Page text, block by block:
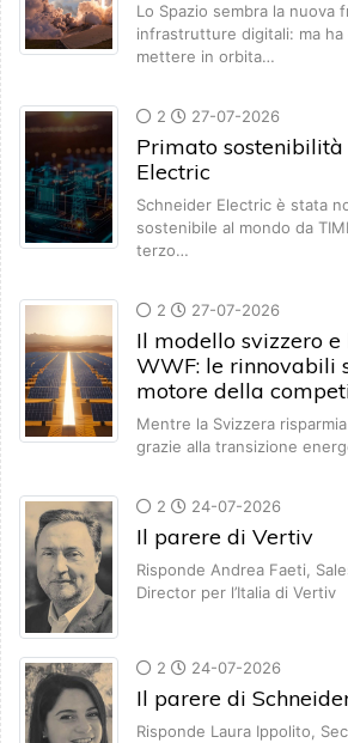
Lo Spazio sembra la nuova
infrastrutture digitali: ma ha
mettere in orbita…
2 27-07-2026
Primato
Electric
Schneider Electric è stata
sostenibile al mondo da
terzo…
2 27-07-2026
Il modello svizzero
WWF: le rinnovabili
motore della
Mentre la Svizzera
grazie alla transizione
2 24-07-2026
Il parere di Vertiv
Risponde Andrea Faeti,
Director per l’Italia di Vertiv
2 24-07-2026
Il parere di
Risponde Laura Ippolito,